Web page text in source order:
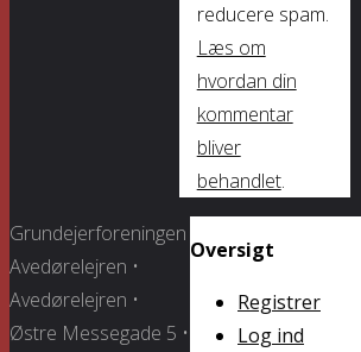
reducere spam.
Læs om
hvordan din
kommentar
bliver
behandlet.
Oversigt
Registrer
Log ind
Grundejerforeningen
Avedørelejren •
Avedørelejren •
Østre Messegade 5 •